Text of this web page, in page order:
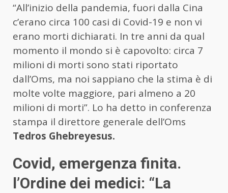
“All’inizio della pandemia, fuori dalla Cina
c’erano circa 100 casi di Covid-19 e non vi
erano morti dichiarati. In tre anni da qual
momento il mondo si è capovolto: circa 7
milioni di morti sono stati riportato
dall’Oms, ma noi sappiano che la stima è di
molte volte maggiore, pari almeno a 20
milioni di morti”. Lo ha detto in conferenza
stampa il direttore generale dell’Oms
Tedros Ghebreyesus.
Covid, emergenza finita.
l’Ordine dei medici: “La